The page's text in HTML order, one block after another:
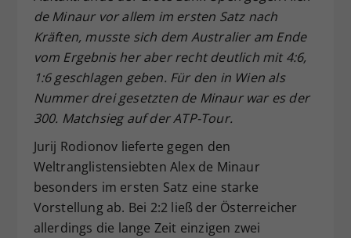
de Minaur vor allem im ersten Satz nach
Kräften, musste sich dem Australier am Ende
vom Ergebnis her aber recht deutlich mit 4:6,
1:6 geschlagen geben. Für den in Wien als
Nummer drei gesetzten de Minaur war es der
300. Matchsieg auf der ATP-Tour.
Jurij Rodionov lieferte gegen den
Weltranglistensiebten Alex de Minaur
besonders im ersten Satz eine starke
Vorstellung ab. Bei 2:2 ließ der Österreicher
allerdings die lange Zeit einzigen zwei
Zweck
Dieser Wert speichert Ihre Consent-
Einstellungen. Unter anderem eine
zufällig generierte ID, für die
historische Speicherung Ihrer
vorgenommen Einstellungen, falls der
Webseiten-Betreiber dies eingestellt
hat.